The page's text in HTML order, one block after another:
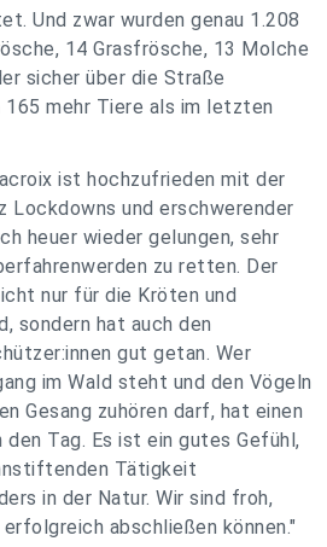
Und zwar wurden genau 1.208
14 Grasfrösche, 13 Molche
sicher über die Straße
165 mehr Tiere als im letzten
ist hochzufrieden mit der
Lockdowns und erschwerender
heuer wieder gelungen, sehr
zu retten. Der
nur für die Kröten und
sondern hat auch den
gut getan. Wer
im Wald steht und den Vögeln
Gesang zuhören darf, hat einen
Tag. Es ist ein gutes Gefühl,
Tätigkeit
in der Natur. Wir sind froh,
abschließen können."